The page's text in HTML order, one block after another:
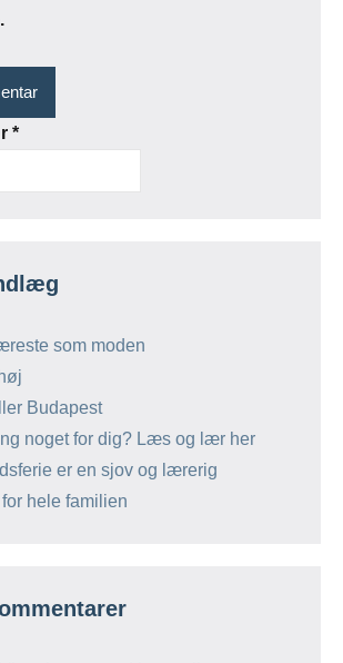
*
som moden
Budapest
noget for dig? Læs og lær her
er en sjov og lærerig
hele familien